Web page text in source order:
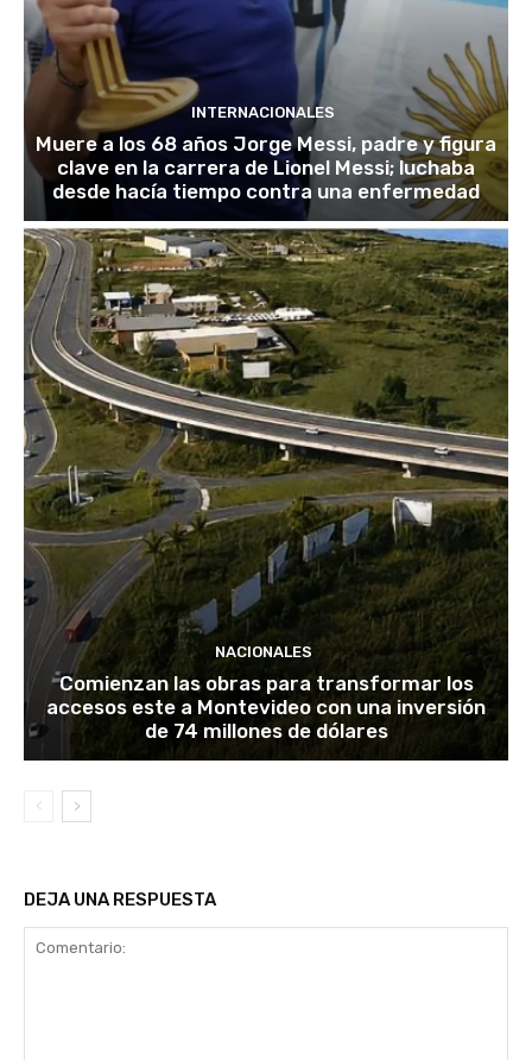
INTERNACIONALES
Muere a los 68 años Jorge Messi, padre y figura
clave en la carrera de Lionel Messi; luchaba
desde hacía tiempo contra una enfermedad
NACIONALES
Comienzan las obras para transformar los
accesos este a Montevideo con una inversión
de 74 millones de dólares
DEJA UNA RESPUESTA